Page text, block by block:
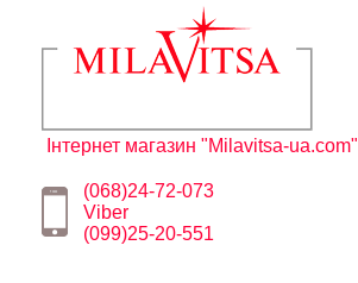
Інтернет магазин "Milavitsa-ua.com"
(068)24-72-073
Viber
(099)25-20-551